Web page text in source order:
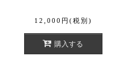
12,000 円 (税別)
購入する